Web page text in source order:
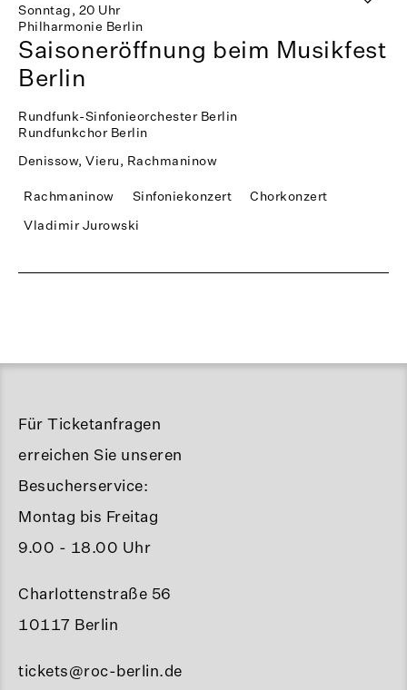
Sonntag, 20 Uhr
Philharmonie Berlin
Saisoneröffnung beim Musikfest
Berlin
Rundfunk-Sinfonieorchester Berlin
Rundfunkchor Berlin
Denissow, Vieru, Rachmaninow
Rachmaninow Sinfoniekonzert
Chorkonzert
Vladimir Jurowski
Für Ticketanfragen
erreichen Sie unseren
Besucherservice:
Montag bis Freitag
9.00 - 18.00 Uhr
Charlottenstraße 56
10117 Berlin
tickets@roc-berlin.de